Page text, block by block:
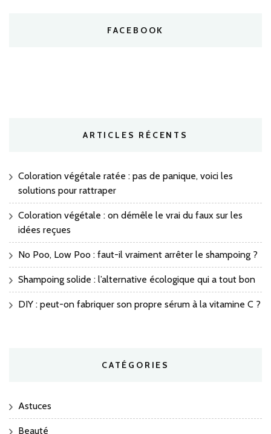
FACEBOOK
ARTICLES RÉCENTS
Coloration végétale ratée : pas de panique, voici les
solutions pour rattraper
Coloration végétale : on démêle le vrai du faux sur les
idées reçues
No Poo, Low Poo : faut-il vraiment arrêter le shampoing ?
Shampoing solide : l’alternative écologique qui a tout bon
DIY : peut-on fabriquer son propre sérum à la vitamine C ?
CATÉGORIES
Astuces
Beauté